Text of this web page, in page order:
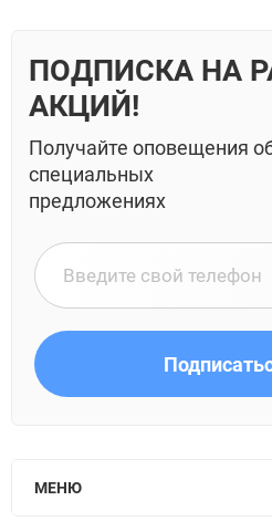
ПОДПИСКА НА
АКЦИЙ!
Получайте оповещения
специальных
предложениях
МЕНЮ